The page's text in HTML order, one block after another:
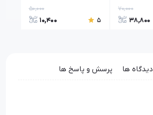
70,000
38,800
5
50,000
10,400
دیدگاه ها پرسش و پاسخ ها